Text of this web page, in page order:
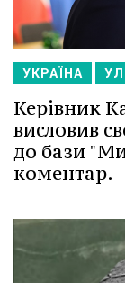
УКРАЇНА
Керівник
висловив
до бази
коментар.